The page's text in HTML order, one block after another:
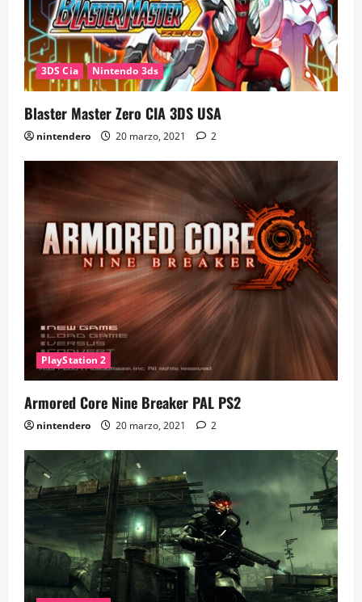
3DS Cia Nintendo 3ds
Blaster Master Zero CIA 3DS USA
nintendero 20 marzo, 2021 2
PlayStation 2
Armored Core Nine Breaker PAL PS2
nintendero 20 marzo, 2021 2